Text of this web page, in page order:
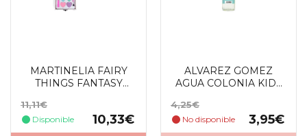
MARTINELIA FAIRY
THINGS FANTASY
Precio
base
11,11€
Disponible
Precio
10,33€
ALVAREZ GOMEZ
AGUA COLONIA KIDS
Precio
base
4,25€
No disponible
Precio
3,95€